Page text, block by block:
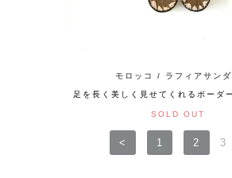
モロッコ / ラフィアサン
足を長く美しく見せてくれるボーダ
SOLD OUT
< 1 2 3